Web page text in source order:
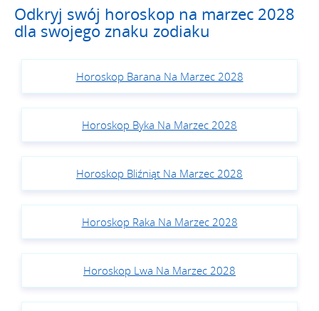
Odkryj swój horoskop na marzec 2028
dla swojego znaku zodiaku
Horoskop Barana Na Marzec 2028
Horoskop Byka Na Marzec 2028
Horoskop Bliźniąt Na Marzec 2028
Horoskop Raka Na Marzec 2028
Horoskop Lwa Na Marzec 2028